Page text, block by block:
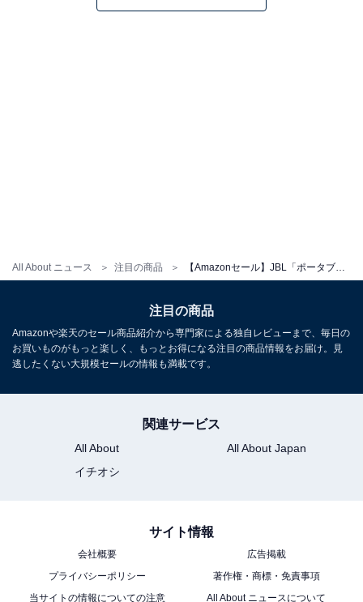
All About ニュース 注目の商品
い放題！
Amazonプライムは、月額600円（税込）または年間
5900円（税込）で、多彩な特典を提供する会員制プログ
ラムです。
Amazonプライム会員になると、以下のようなさまざま
なサービスを利用できるようになります。
・無料配送
・動画配信サービスの「Prime Video」
ビスの「Amazon Photos」
・Kindle本を追加料金なしで読み放題の「Prime
Reading」
注目の商品
Amazonや楽天のセール商品紹介から専門家による独自レビューまで、毎日の
お買いものがもっと楽しく、もっとお得になる注目の商品情報をお届け。見
逃したくない大規模セールの情報も満載です。
関連サービス
All About
All About Japan
イチオシ
サイト情報
会社概要
広告掲載
プライバシーポリシー
著作権・商標・免責事項
当サイトの情報についての注意
All About ニュースについて